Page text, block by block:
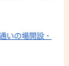
いの場開設・